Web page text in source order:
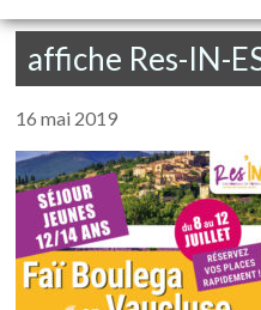
affiche Res-IN-
16 mai 2019